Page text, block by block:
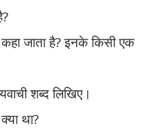
?
जाता है?इनके किसी एक
शब्द लिखिए।
था?